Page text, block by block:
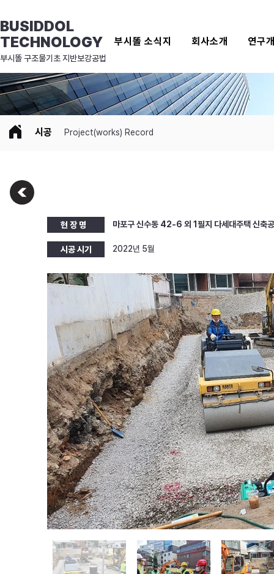
BUSIDDOL
TECHNOLOGY
부시똘 소식지 회사소개 연구
​부시똘 구조물기초 지반보강공법
시공 Project(works) Record
현 장 명 마포구 신수동 42-6 외 1필지 다세대주택 신축
시공 시기 2022년 5월